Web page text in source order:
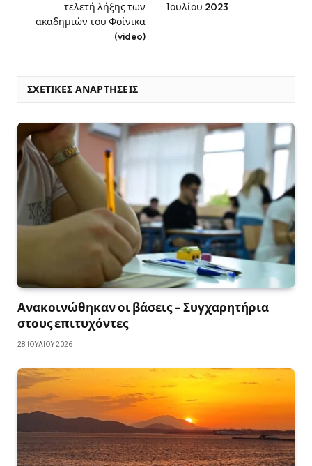
τελετή λήξης των
ακαδημιών του Φοίνικα
(video)
Ιουλίου 2023
ΣΧΕΤΙΚΈΣ ΑΝΑΡΤΉΣΕΙΣ
Ανακοινώθηκαν οι βάσεις – Συγχαρητήρια
στους επιτυχόντες
28 ΙΟΥΛΊΟΥ 2026